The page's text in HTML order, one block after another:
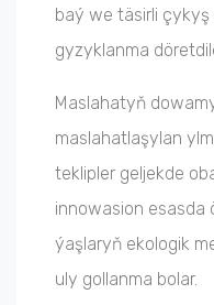
baý we täsirli
gyzyklanma
Maslahatyň
maslahatlaşylan
teklipler geljekde
innowasion esasda
ýaşlaryň ekologik
uly gollanma bolar.